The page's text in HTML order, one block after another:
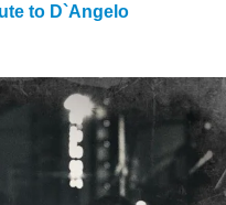
to D`Angelo